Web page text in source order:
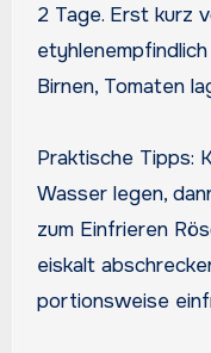
2 Tage. Erst kurz
Birnen, Tomaten
Praktische Tipps:
Wasser legen,
zum Einfrieren
eiskalt
portionsweise